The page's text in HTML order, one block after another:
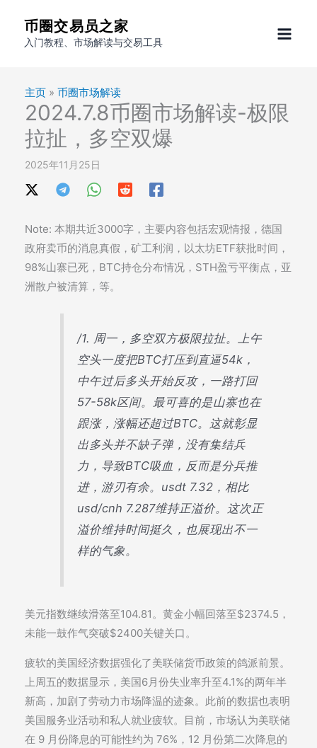
币圈交易员之家
入门教程、市场解读与交易工具
主页 » 币圈市场解读
2024.7.8币圈市场解读-极限
拉扯，多空双爆
2025年11月25日
Note: 本期共近3000字，主要内容包括宏观情报，德国
政府卖币的消息真假，矿工利润，以太坊ETF获批时间，
98%山寨已死，BTC持仓分布情况，STH盈亏平衡点，亚
洲散户被清算，等。
/1. 周一，多空双方极限拉扯。上午
空头一度把BTC打压到直逼54k，
中午过后多头开始反攻，一路打回
57-58k区间。最可喜的是山寨也在
跟涨，涨幅还超过BTC。这就彰显
出多头并不缺子弹，没有集结兵
力，导致BTC吸血，反而是分兵推
进，游刃有余。usdt 7.32，相比
usd/cnh 7.287维持正溢价。这次正
溢价维持时间挺久，也展现出不一
样的气象。
美元指数继续滑落至104.81。黄金小幅回落至$2374.5，
未能一鼓作气突破$2400关键关口。
疲软的美国经济数据强化了美联储货币政策的鸽派前景。
上周五的数据显示，美国6月份失业率升至4.1%的两年半
新高，加剧了劳动力市场降温的迹象。此前的数据也表明
美国服务业活动和私人就业疲软。目前，市场认为美联储
在 9 月份降息的可能性约为 76%，12 月份第二次降息的